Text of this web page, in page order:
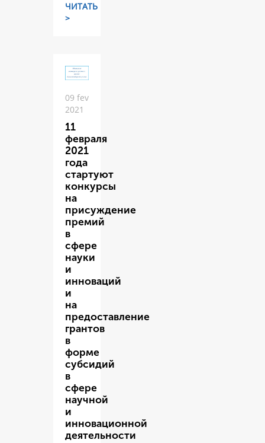
ЧИТАТЬ
>
09 fev
2021
11
февраля
2021
года
стартуют
конкурсы
на
присуждение
премий
в
сфере
науки
и
инноваций
и
на
предоставление
грантов
в
форме
субсидий
в
сфере
научной
и
инновационной
деятельности